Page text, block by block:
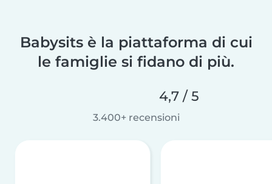
Babysits è la piattaforma di cui
le famiglie si fidano di più.
4,7 / 5
3.400+ recensioni